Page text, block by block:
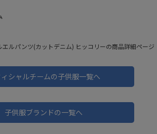
ルパンツ(カットデニム) ヒッコリーの商品詳細ページ
シャルチームの子供服一覧へ
子供服ブランドの一覧へ